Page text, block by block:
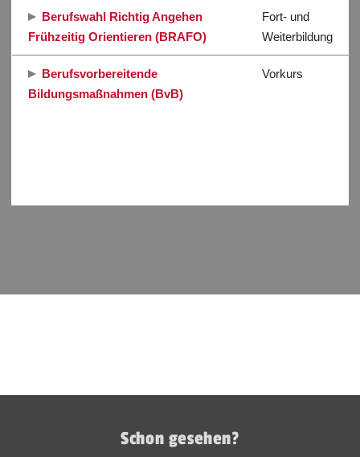
Berufswahl Richtig Angehen
Frühzeitig Orientieren (BRAFO)
Fort- und
Weiterbildung
Berufsvorbereitende
Bildungsmaßnahmen (BvB)
Vorkurs
Schon gesehen?